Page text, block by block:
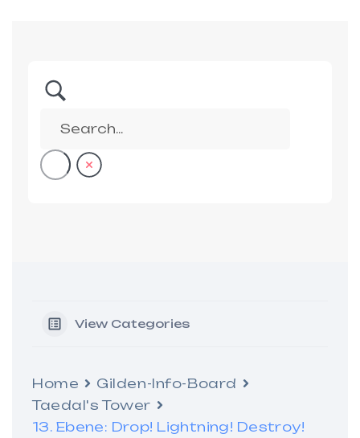
View Categories
Home
Gilden-Info-Board
Taedal's Tower
13. Ebene: Drop! Lightning! Destroy!